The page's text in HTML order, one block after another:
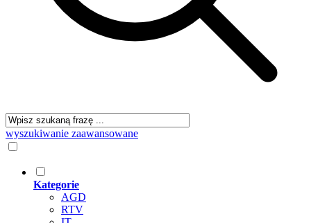
wyszukiwanie zaawansowane
Kategorie
AGD
RTV